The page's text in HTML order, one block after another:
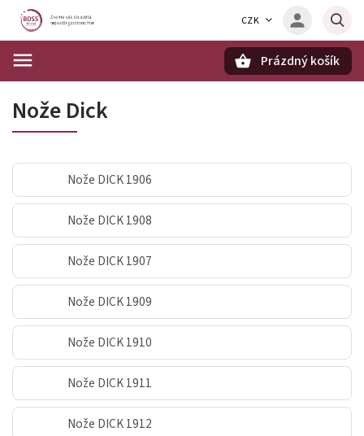
CZK
Prázdný košík
Nože Dick
Nože DICK 1906
Nože DICK 1908
Nože DICK 1907
Nože DICK 1909
Nože DICK 1910
Nože DICK 1911
Nože DICK 1912